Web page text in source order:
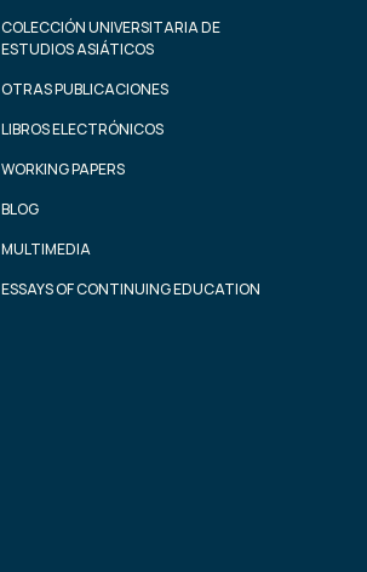
COLECCIÓN UNIVERSITARIA DE
ESTUDIOS ASIÁTICOS
OTRAS PUBLICACIONES
LIBROS ELECTRÓNICOS
WORKING PAPERS
BLOG
MULTIMEDIA
ESSAYS OF CONTINUING EDUCATION